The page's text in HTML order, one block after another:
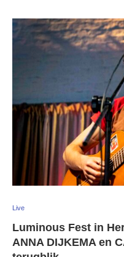
Live
Luminous Fest in
ANNA DIJKEMA en